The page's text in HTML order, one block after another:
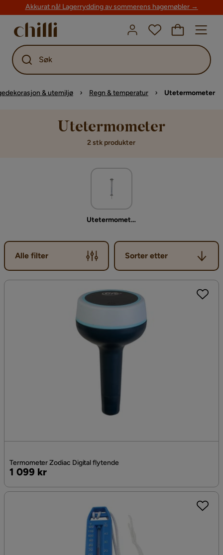
Akkurat nå! Lagerrydding av sommerens hagemøbler →
Søk
& utemiljø Regn & temperatur Utetermometer
Utetermometer
2 stk produkter
Utetermometer
Alle filter
Sorter etter
Sorter etter
Termometer Zodiac Digital flytende
Pris
1 099 kr